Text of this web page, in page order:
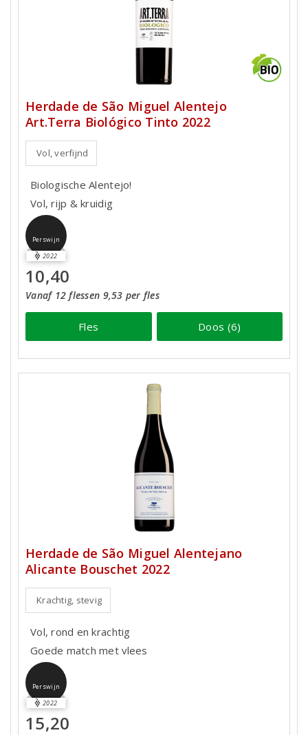
Herdade de São Miguel Alentejo
Art.Terra Biológico Tinto 2022
Vol, verfijnd
Biologische Alentejo!
Vol, rijp & kruidig
Perswijn
2022
10,40
Vanaf 12 flessen 9,53 per fles
Fles Doos (6)
Herdade de São Miguel Alentejano
Alicante Bouschet 2022
Krachtig, stevig
Vol, rond en krachtig
Goede match met vlees
Perswijn
2022
15,20